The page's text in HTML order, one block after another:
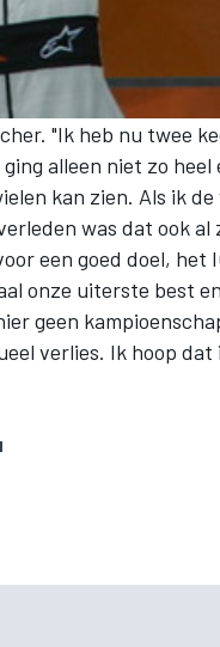
"Ik heb nu twee
alleen niet zo heel
kan zien. Als ik de
was dat ook al
een goed doel, het
onze uiterste best
geen
verlies. Ik hoop dat